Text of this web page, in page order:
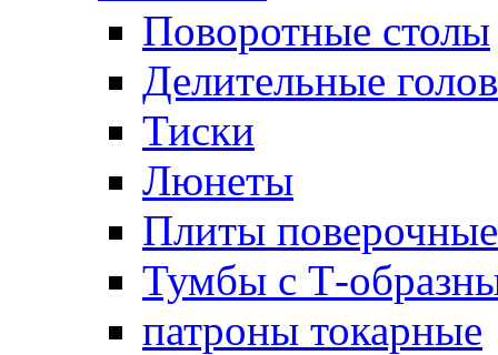
Поворотные столы
Делительные
Тиски
Люнеты
Плиты поверочные
Тумбы с Т-
патроны токарные